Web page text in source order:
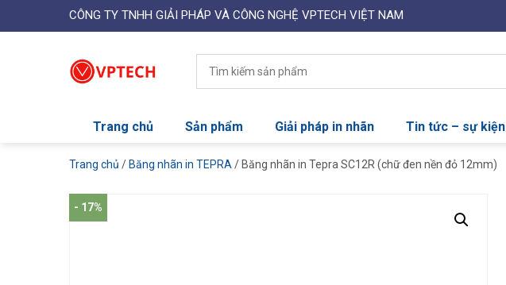
CÔNG TY TNHH GIẢI PHÁP VÀ CÔNG NGHỆ VPTECH VIỆT NAM
Trang chủ Sản phẩm Giải pháp in nhãn Tin tức – sự kiện
Trang chủ / Băng nhãn in TEPRA / Băng nhãn in Tepra SC12R (chữ đen nền đỏ 12mm)
- 17%